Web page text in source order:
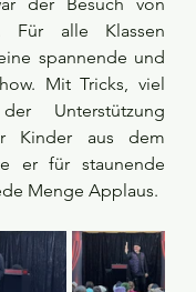
Für alle Klassen
spannende und
Mit Tricks, viel
Unterstützung
Kinder aus dem
er für staunende
Menge Applaus.